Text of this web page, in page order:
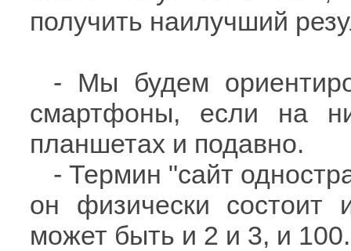
получить наилучший
- Мы будем
смартфоны, если на
планшетах и подавно.
- Термин "сайт
он физически состоит
может быть и 2 и 3, и 100.